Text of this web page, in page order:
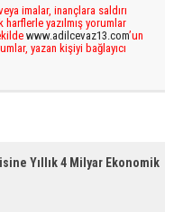
imalar, inançlara saldırı
yazılmış yorumlar
www.adilcevaz13.com’un
yazan kişiyi bağlayıcı
Yıllık 4 Milyar Ekonomik